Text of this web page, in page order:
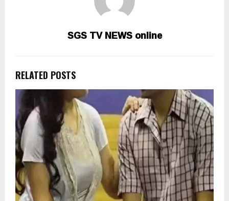
SGS TV NEWS online
RELATED POSTS